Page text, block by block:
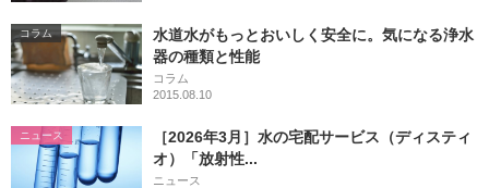
コラム
水道水がもっとおいしく安全に。気になる浄水
器の種類と性能
コラム
2015.08.10
ニュース
［2026年3月］水の宅配サービス（ディスティ
オ）「放射性...
ニュース